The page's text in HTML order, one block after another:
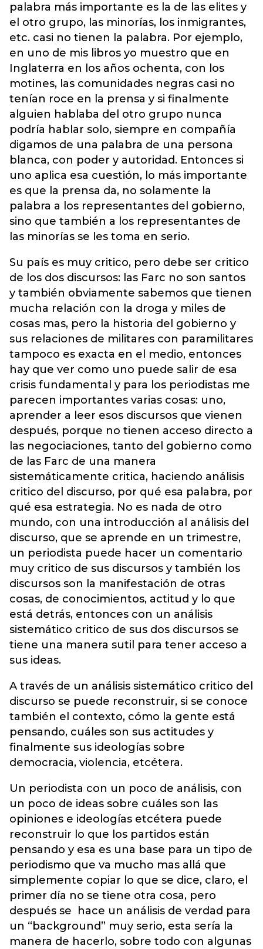
palabra más importante es la de las elites y
el otro grupo, las minorías, los inmigrantes,
etc. casi no tienen la palabra. Por ejemplo,
en uno de mis libros yo muestro que en
Inglaterra en los años ochenta, con los
motines, las comunidades negras casi no
tenían roce en la prensa y si finalmente
alguien hablaba del otro grupo nunca
podría hablar solo, siempre en compañía
digamos de una palabra de una persona
blanca, con poder y autoridad. Entonces si
uno aplica esa cuestión, lo más importante
es que la prensa da, no solamente la
palabra a los representantes del gobierno,
sino que también a los representantes de
las minorías se les toma en serio.
Su país es muy critico, pero debe ser critico
de los dos discursos: las Farc no son santos
y también obviamente sabemos que tienen
mucha relación con la droga y miles de
cosas mas, pero la historia del gobierno y
sus relaciones de militares con paramilitares
tampoco es exacta en el medio, entonces
hay que ver como uno puede salir de esa
crisis fundamental y para los periodistas me
parecen importantes varias cosas: uno,
aprender a leer esos discursos que vienen
después, porque no tienen acceso directo a
las negociaciones, tanto del gobierno como
de las Farc de una manera
sistemáticamente critica, haciendo análisis
critico del discurso, por qué esa palabra, por
qué esa estrategia. No es nada de otro
mundo, con una introducción al análisis del
discurso, que se aprende en un trimestre,
un periodista puede hacer un comentario
muy critico de sus discursos y también los
discursos son la manifestación de otras
cosas, de conocimientos, actitud y lo que
está detrás, entonces con un análisis
sistemático critico de sus dos discursos se
tiene una manera sutil para tener acceso a
sus ideas.
A través de un análisis sistemático critico del
discurso se puede reconstruir, si se conoce
también el contexto, cómo la gente está
pensando, cuáles son sus actitudes y
finalmente sus ideologías sobre
democracia, violencia, etcétera.
Un periodista con un poco de análisis, con
un poco de ideas sobre cuáles son las
opiniones e ideologías etcétera puede
reconstruir lo que los partidos están
pensando y esa es una base para un tipo de
periodismo que va mucho mas allá que
simplemente copiar lo que se dice, claro, el
primer día no se tiene otra cosa, pero
después se hace un análisis de verdad para
un “background” muy serio, esta sería la
manera de hacerlo, sobre todo con algunas